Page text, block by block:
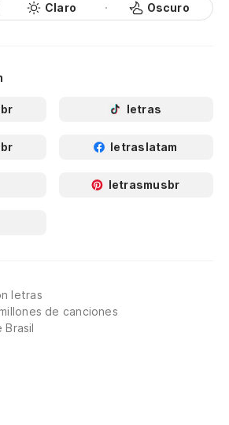
Claro Oscuro
letras
letraslatam
letrasmusbr
letras
de canciones
Brasil